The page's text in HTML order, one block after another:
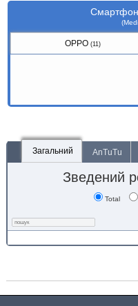
OPPO(11)
Загальний AnTuTu
Зведений
Total